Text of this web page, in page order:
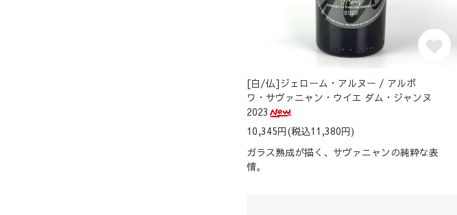
[白/仏]ジェローム・アルヌー / アルボ
ワ・サヴァニャン・ウイエ ダム・ジャンヌ
2023
10,345円(税込11,380円)
ガラス熟成が描く、サヴァニャンの純粋な表
情。